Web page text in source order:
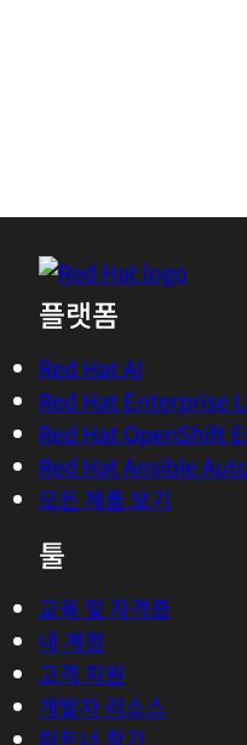
플랫폼
Red Hat AI
Red Hat Enterprise
Red Hat Ansible
툴
교육 및 자격증
내 계정